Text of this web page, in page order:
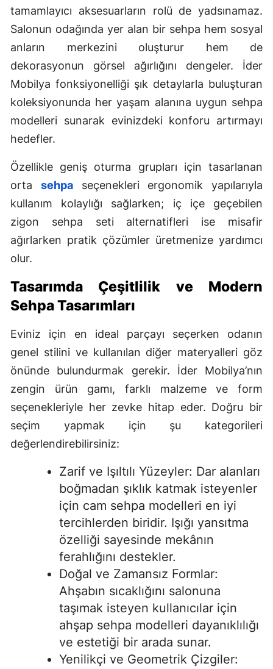
Giresun
Gümüşhane
Hakkari
Hatay
Isparta
İstanbul
İzmir
Kars
Kastamonu
Kırklareli
Kocaeli
Konya
Kütahya
Malatya
Kahramanmaraş
Mardin
Muğla
Muş
Nevşehir
Niğde
Ordu
Rize
Sakarya
tamamlayıcı aksesuarların rolü de yadsınamaz.
Salonun odağında yer alan bir sehpa hem sosyal
anların merkezini oluşturur hem de
dekorasyonun görsel ağırlığını dengeler. İder
Mobilya fonksiyonelliği şık detaylarla buluşturan
koleksiyonunda her yaşam alanına uygun sehpa
modelleri sunarak evinizdeki konforu artırmayı
hedefler.
Özellikle geniş oturma grupları için tasarlanan
orta sehpaseçenekleri ergonomik yapılarıyla
kullanım kolaylığı sağlarken; iç içe geçebilen
zigon sehpa seti alternatifleri ise misafir
ağırlarken pratik çözümler üretmenize yardımcı
olur.
Tasarımda Çeşitlilik ve Modern
Sehpa Tasarımları
Eviniz için en ideal parçayı seçerken odanın
genel stilini ve kullanılan diğer materyalleri göz
önünde bulundurmak gerekir. İder Mobilya’nın
zengin ürün gamı, farklı malzeme ve form
seçenekleriyle her zevke hitap eder. Doğru bir
seçim yapmak için şu kategorileri
değerlendirebilirsiniz:
Zarif ve Işıltılı Yüzeyler: Dar alanları
boğmadan şıklık katmak isteyenler
için cam sehpa modelleri en iyi
tercihlerden biridir. Işığı yansıtma
özelliği sayesinde mekânın
ferahlığını destekler.
Doğal ve Zamansız Formlar:
Ahşabın sıcaklığını salonuna
taşımak isteyen kullanıcılar için
ahşap sehpa modelleri dayanıklılığı
ve estetiği bir arada sunar.
Yenilikçi ve Geometrik Çizgiler: